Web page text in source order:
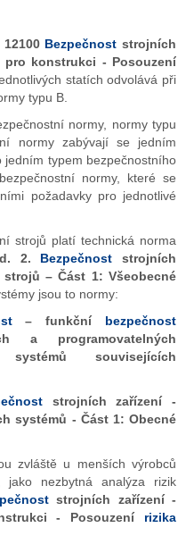
12100 Bezpečnost strojních
pro konstrukci - Posouzení
statích odvolává při
typu B.
normy, normy typu
normy zabývají se jedním
jedním typem bezpečnostního
normy, které se
požadavky pro jednotlivé
strojů platí technická norma
2. Bezpečnost strojních
– Část 1: Všeobecné
jsou to normy:
– funkční bezpečnost
a programovatelných
souvisejících
strojních zařízení -
systémů - Část 1: Obecné
zvláště u menších výrobců
jako nezbytná analýza rizik
strojních zařízení -
- Posouzení rizika